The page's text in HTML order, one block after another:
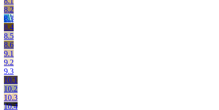
8.2
8.3
8.4
8.5
8.6
9.1
9.2
9.3
10.1
10.2
10.3
10.4